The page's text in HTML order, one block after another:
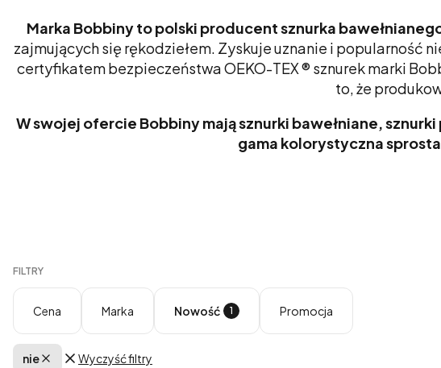
Marka Bobbiny to polski producent sznurka
zajmujących się rękodziełem. Zyskuje uznanie i popularność
certyfikatem bezpieczeństwa OEKO-TEX ® sznurek marki
to, że
W swojej ofercie Bobbiny mają sznurki bawełniane,
gama kolorystyczna
FILTRY
Cena Marka Nowość Promocja
nie Wyczyść filtry